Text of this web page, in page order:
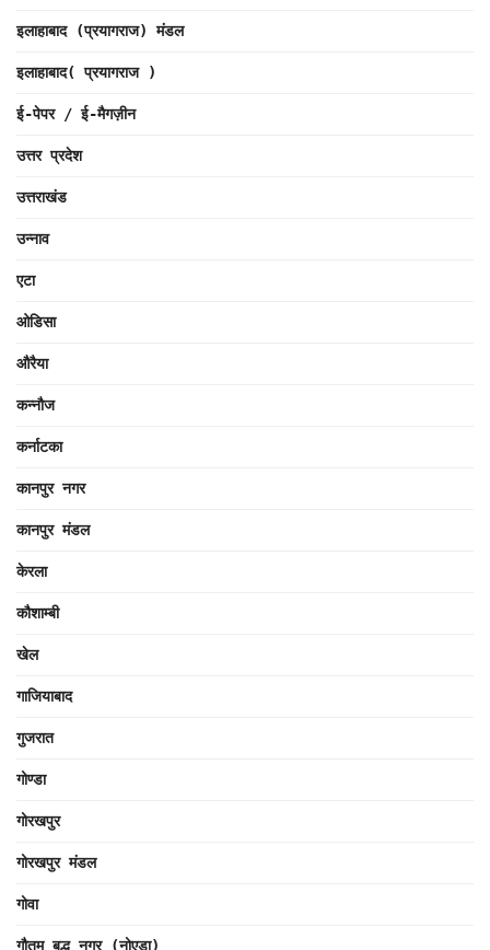
इलाहाबाद (प्रयागराज) मंडल
इलाहाबाद( प्रयागराज )
ई-पेपर / ई-मैगज़ीन
उत्तर प्रदेश
उत्तराखंड
उन्नाव
एटा
ओडिसा
औरैया
कन्नौज
कर्नाटका
कानपुर नगर
कानपुर मंडल
केरला
कौशाम्बी
खेल
गाजियाबाद
गुजरात
गोण्डा
गोरखपुर
गोरखपुर मंडल
गोवा
गौतम बुद्ध नगर (नोएडा)